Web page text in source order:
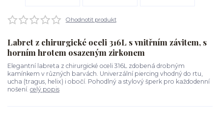
Ohodnotit produkt
Labret z chirurgické oceli 316L s vnitřním závitem, s
horním hrotem osazeným zirkonem
Elegantní labreta z chirurgické oceli 316L zdobená drobným
kamínkem v různých barvách. Univerzální piercing vhodný do rtu,
ucha (tragus, helix) i obočí. Pohodlný a stylový šperk pro každodenní
nošení. celý popis